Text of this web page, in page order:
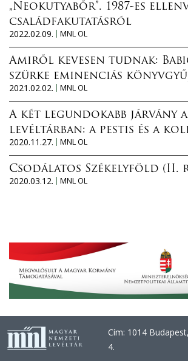
„Neokutyabőr”. 1987-es
családfakutatásról
2022.02.09.
MNL OL
Amiről kevesen tudnak:
szürke eminenciás
2021.02.02.
MNL OL
A két legundokabb járvány a
levéltárban: a pestis és a
2020.11.27.
MNL OL
Csodálatos Székelyföld (II.
2020.03.12.
MNL OL
Cím: 1014
4.